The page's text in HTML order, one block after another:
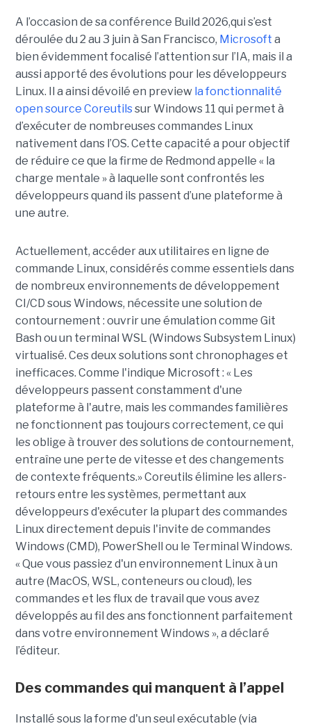
A l’occasion de sa conférence Build 2026,qui s’est
déroulée du 2 au 3 juin à San Francisco, Microsoft a
bien évidemment focalisé l’attention sur l’IA, mais il a
aussi apporté des évolutions pour les développeurs
Linux. Il a ainsi dévoilé en preview la fonctionnalité
open source Coreutilssur Windows 11 qui permet à
d’exécuter de nombreuses commandes Linux
nativement dans l’OS. Cette capacité a pour objectif
de réduire ce que la firme de Redmond appelle « la
charge mentale » à laquelle sont confrontés les
développeurs quand ils passent d’une plateforme à
une autre.
Actuellement, accéder aux utilitaires en ligne de
commande Linux, considérés comme essentiels dans
de nombreux environnements de développement
CI/CD sous Windows, nécessite une solution de
contournement : ouvrir une émulation comme Git
Bash ou un terminal WSL (Windows Subsystem Linux)
virtualisé. Ces deux solutions sont chronophages et
inefficaces. Comme l'indique Microsoft : « Les
développeurs passent constamment d'une
plateforme à l'autre, mais les commandes familières
ne fonctionnent pas toujours correctement, ce qui
les oblige à trouver des solutions de contournement,
entraîne une perte de vitesse et des changements
de contexte fréquents.» Coreutils élimine les allers-
retours entre les systèmes, permettant aux
développeurs d'exécuter la plupart des commandes
Linux directement depuis l'invite de commandes
Windows (CMD), PowerShell ou le Terminal Windows.
« Que vous passiez d'un environnement Linux à un
autre (MacOS, WSL, conteneurs ou cloud), les
commandes et les flux de travail que vous avez
développés au fil des ans fonctionnent parfaitement
dans votre environnement Windows », a déclaré
l’éditeur.
Des commandes qui manquent à l’appel
Installé sous la forme d'un seul exécutable (via